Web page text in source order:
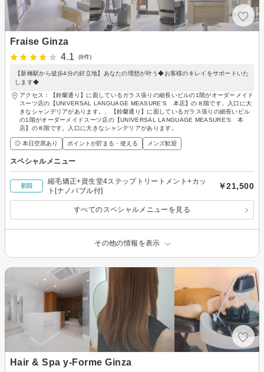
Fraise Ginza
4.1
(8件)
【新橋駅から徒歩4分の好立地】あなたの理想が叶う◆お客様のキレイをサポートいた
します◆
アクセス：【鈴蘭通り】に面しているガラス張りの細長いビルの1階がオーダーメイド
スーツ店の【UNIVERSAL LANGUAGE MEASURE'S 本店】の８階です。入口に大
きなシャンデリアがあります。、【鈴蘭通り】に面しているガラス張りの細長いビル
の1階がオーダーメイドスーツ店の【UNIVERSAL LANGUAGE MEASURE'S 本
店】の８階です。入口に大きなシャンデリアがあります。
◎ 本日空席あり ポイントが貯まる・使える メンズ歓迎
スペシャルメニュー
初回
縮毛矯正+資生堂4ステップトリートメント+カッ
ト[ナノバブル付]
￥21,500
すべてのスペシャルメニューを見る
その他の情報を表示
Hair & Spa y‐Forme Ginza